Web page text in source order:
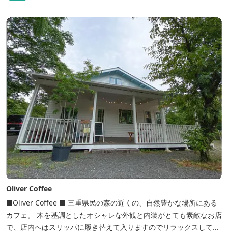
Oliver Coffee
■Oliver Coffee ■ 三重県民の森の近くの、自然豊かな場所にある
カフェ。 木を基調としたオシャレな外観と内装がとても素敵なお店
で、店内へはスリッパに履き替えて入りますのでリラックスして食